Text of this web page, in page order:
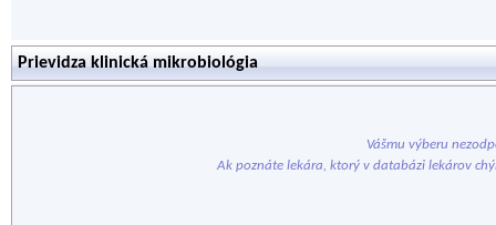
Prievidza klinická mikrobiológia
Vášmu výberu
Ak poznáte lekára, ktorý v databázi lekárov